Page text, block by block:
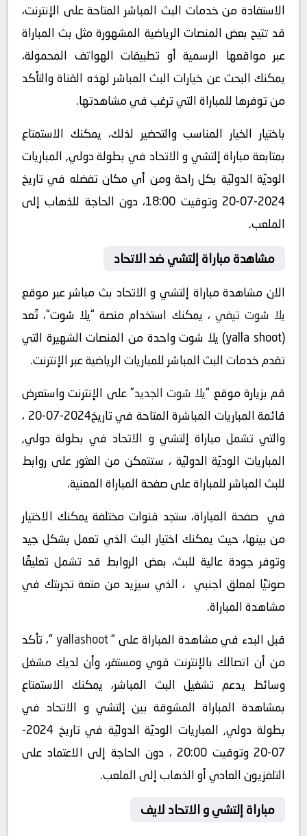
الاستفادة من خدمات البث المباشر المتاحة على الإنترنت،
قد تتيح بعض المنصات الرياضية المشهورة مثل بث المباراة
عبر مواقعها الرسمية أو تطبيقات الهواتف المحمولة،
يمكنك البحث عن خيارات البث المباشر لهذه القناة والتأكد
من توفرها للمباراة التي ترغب في مشاهدتها.
باختيار الخيار المناسب والتحضير لذلك، يمكنك الاستمتاع
بمتابعة مباراة إلتشي و الاتحاد في بطولة دولي, المباريات
الوديّة الدوليّة بكل راحة ومن أي مكان تفضله في تاريخ
2024-07-20 وتوقيت 18:00، دون الحاجة للذهاب إلى
الملعب.
مشاهدة مباراة إلتشي ضد الاتحاد
الان مشاهدة مباراة إلتشي و الاتحاد بث مباشر عبر موقع
يلا شوت تيفي ، يمكنك استخدام منصة “يلا شوت“، تُعد
(yalla shoot) يلا شوت واحدة من المنصات الشهيرة التي
تقدم خدمات البث المباشر للمباريات الرياضية عبر الإنترنت.
قم بزيارة موقع “يلا شوت الجديد” على الإنترنت واستعرض
قائمة المباريات المباشرة المتاحة في تاريخ2024-07-20 ،
والتي تشمل مباراة إلتشي و الاتحاد في بطولة دولي,
المباريات الوديّة الدوليّة ، ستتمكن من العثور على روابط
للبث المباشر للمباراة على صفحة المباراة المعنية.
في صفحة المباراة، ستجد قنوات مختلفة يمكنك الاختيار
من بينها، حيث يمكنك اختيار البث الذي تعمل بشكل جيد
وتوفر جودة عالية للبث، بعض الروابط قد تشمل تعليقًا
صوتيًا لمعلق اجنبي ، الذي سيزيد من متعة تجربتك في
مشاهدة المباراة.
قبل البدء في مشاهدة المباراة على “yallashoot
“، تأكد
من أن اتصالك بالإنترنت قوي ومستقر، وأن لديك مشغل
وسائط يدعم تشغيل البث المباشر، يمكنك الاستمتاع
بمشاهدة المباراة المشوقة بين إلتشي و الاتحاد في
بطولة دولي, المباريات الوديّة الدوليّة في تاريخ 2024-
07-20 وتوقيت 20:00 ، دون الحاجة إلى الاعتماد على
التلفزيون العادي أو الذهاب إلى الملعب.
مباراة إلتشي و الاتحاد لايف